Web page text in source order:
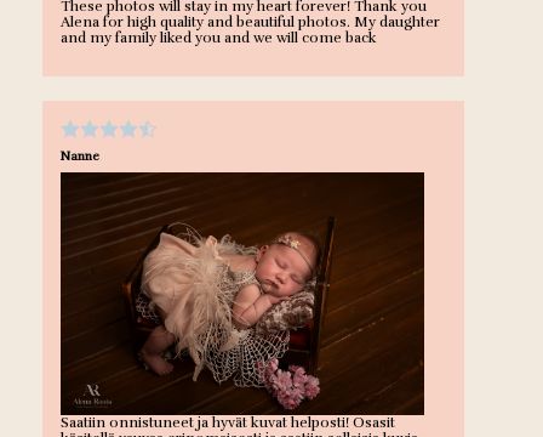
These photos will stay in my heart forever! Thank you
Alena for high quality and beautiful photos. My daughter
and my family liked you and we will come back
Nanne
Saatiin onnistuneet ja hyvät kuvat helposti! Osasit